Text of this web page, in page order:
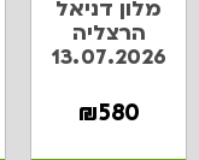
מלון דניאל
הרצליה
13.07.2026
₪580